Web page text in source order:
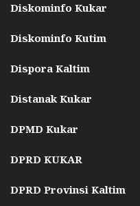
Diskominfo Kukar
Diskominfo Kutim
Dispora Kaltim
Distanak Kukar
DPMD Kukar
DPRD KUKAR
DPRD Provinsi Kaltim